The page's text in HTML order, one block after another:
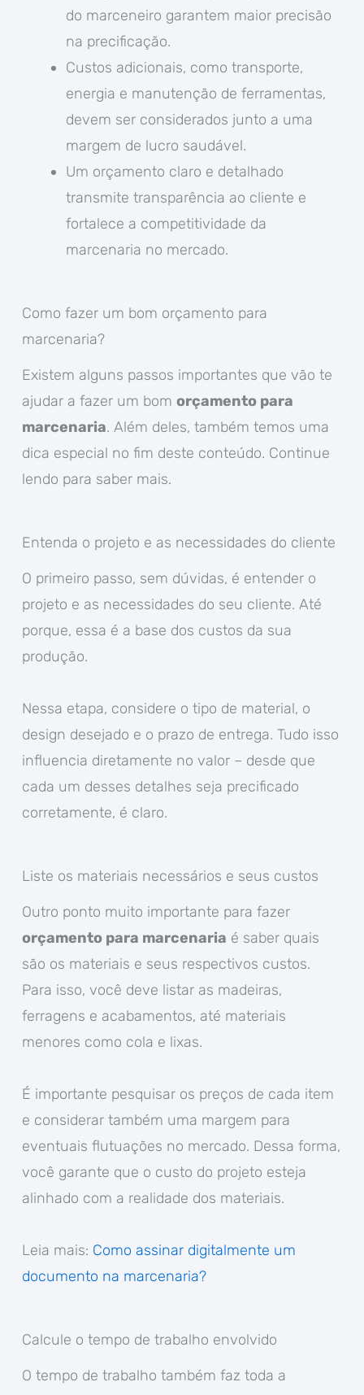
do marceneiro garantem maior precisão
na precificação.
Custos adicionais, como transporte,
energia e manutenção de ferramentas,
devem ser considerados junto a uma
margem de lucro saudável.
Um orçamento claro e detalhado
transmite transparência ao cliente e
fortalece a competitividade da
marcenaria no mercado.
Como fazer um bom orçamento para
marcenaria?
Existem alguns passos importantes que vão te
ajudar a fazer um bom orçamento para
marcenaria. Além deles, também temos uma
dica especial no fim deste conteúdo. Continue
lendo para saber mais.
Entenda o projeto e as necessidades do cliente
O primeiro passo, sem dúvidas, é entender o
projeto e as necessidades do seu cliente. Até
porque, essa é a base dos custos da sua
produção.
Nessa etapa, considere o tipo de material, o
design desejado e o prazo de entrega. Tudo isso
influencia diretamente no valor – desde que
cada um desses detalhes seja precificado
corretamente, é claro.
Liste os materiais necessários e seus custos
Outro ponto muito importante para fazer
orçamento para marcenaria é saber quais
são os materiais e seus respectivos custos.
Para isso, você deve listar as madeiras,
ferragens e acabamentos, até materiais
menores como cola e lixas.
É importante pesquisar os preços de cada item
e considerar também uma margem para
eventuais flutuações no mercado. Dessa forma,
você garante que o custo do projeto esteja
alinhado com a realidade dos materiais.
Leia mais: Como assinar digitalmente um
documento na marcenaria?
Calcule o tempo de trabalho envolvido
O tempo de trabalho também faz toda a